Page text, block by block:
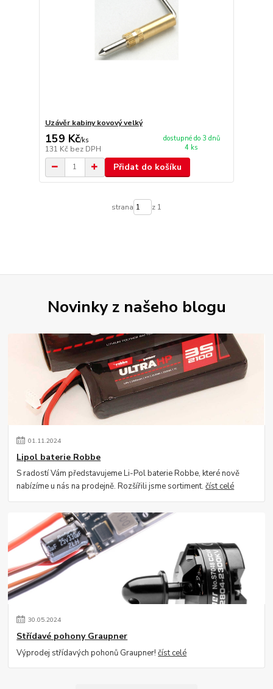
Uzávěr kabiny kovový velký
159 Kč/ks
131 Kč bez DPH
dostupné do 3 dnů
4 ks
Přidat do košíku
strana z 1
Novinky z našeho blogu
01.11.2024
Lipol baterie Robbe
S radostí Vám představujeme Li-Pol baterie Robbe, které nově
nabízíme u nás na prodejně. Rozšířili jsme sortiment.číst celé
30.05.2024
Střídavé pohony Graupner
Výprodej střídavých pohonů Graupner!číst celé